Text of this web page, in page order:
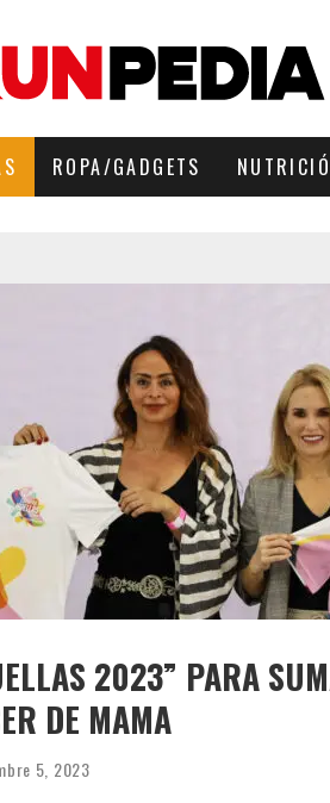
ROPA/GADGETS
2023” PARA
DE MAMA
5, 2023